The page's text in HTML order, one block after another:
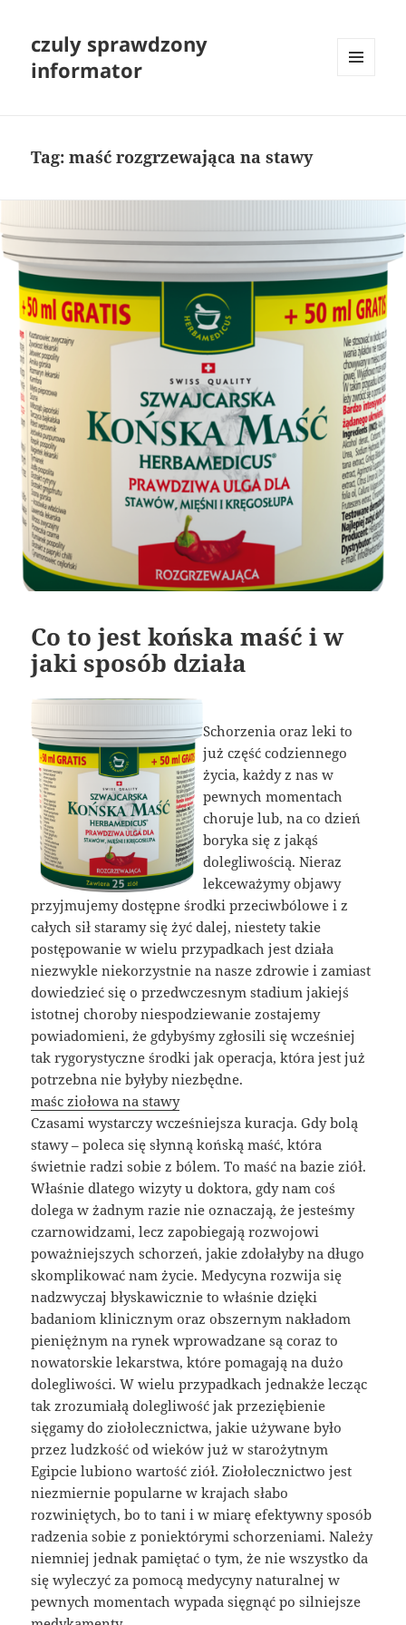
czuly sprawdzony
informator
Tag:maść rozgrzewająca na stawy
Co to jest końska maść i w
jaki sposób działa
Schorzenia oraz leki to
już część codziennego
życia, każdy z nas w
pewnych momentach
choruje lub, na co dzień
boryka się z jakąś
dolegliwością. Nieraz
lekceważymy objawy
przyjmujemy dostępne środki przeciwbólowe i z
całych sił staramy się żyć dalej, niestety takie
postępowanie w wielu przypadkach jest działa
niezwykle niekorzystnie na nasze zdrowie i zamiast
dowiedzieć się o przedwczesnym stadium jakiejś
istotnej choroby niespodziewanie zostajemy
powiadomieni, że gdybyśmy zgłosili się wcześniej
tak rygorystyczne środki jak operacja, która jest już
potrzebna nie byłyby niezbędne.
maśc ziołowa na stawy
Czasami wystarczy wcześniejsza kuracja. Gdy bolą
stawy – poleca się słynną końską maść, która
świetnie radzi sobie z bólem. To maść na bazie ziół.
Właśnie dlatego wizyty u doktora, gdy nam coś
dolega w żadnym razie nie oznaczają, że jesteśmy
czarnowidzami, lecz zapobiegają rozwojowi
poważniejszych schorzeń, jakie zdołałyby na długo
skomplikować nam życie. Medycyna rozwija się
nadzwyczaj błyskawicznie to właśnie dzięki
badaniom klinicznym oraz obszernym nakładom
pieniężnym na rynek wprowadzane są coraz to
nowatorskie lekarstwa, które pomagają na dużo
dolegliwości. W wielu przypadkach jednakże lecząc
tak zrozumiałą dolegliwość jak przeziębienie
sięgamy do ziołolecznictwa, jakie używane było
przez ludzkość od wieków już w starożytnym
Egipcie lubiono wartość ziół. Ziołolecznictwo jest
niezmiernie popularne w krajach słabo
rozwiniętych, bo to tani i w miarę efektywny sposób
radzenia sobie z poniektórymi schorzeniami. Należy
niemniej jednak pamiętać o tym, że nie wszystko da
się wyleczyć za pomocą medycyny naturalnej w
pewnych momentach wypada sięgnąć po silniejsze